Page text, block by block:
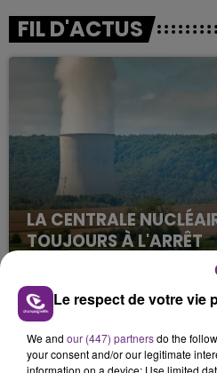
FIL D'ACTUS
LA CENTRALE
TOUJOURS À L'ARRÊT
Cela fait déjà une
nucléaire ardennaise est à
justifiée par la sécheresse
présente.
Le respect de votre vie
We and our (447) partnersdo the
your consent and/or our legitimate
information on a device; Use limited